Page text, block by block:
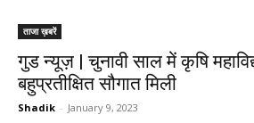
ताजा ख़बरें
गुड न्यूज़ | चुनावी साल में कृषि
बहुप्रतीक्षित सौगात मिली
Shadik - January 9, 2023